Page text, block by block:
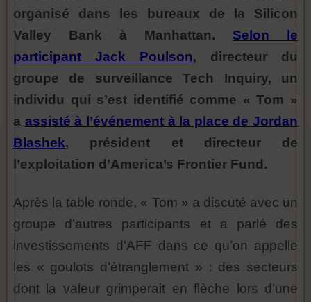
organisé dans les bureaux de la Silicon
Valley Bank à Manhattan. Selon le
participant Jack Poulson, directeur du
groupe de surveillance Tech Inquiry, un
individu qui s’est identifié comme « Tom »
a assisté à l’événement à la place de Jordan
Blashek, président et directeur de
l’exploitation d’America’s Frontier Fund.
Après la table ronde, « Tom » a discuté avec un
groupe d’autres participants et a parlé des
investissements d’AFF dans ce qu’on appelle
les « goulots d’étranglement » : des secteurs
dont la valeur grimperait en flèche lors d’une